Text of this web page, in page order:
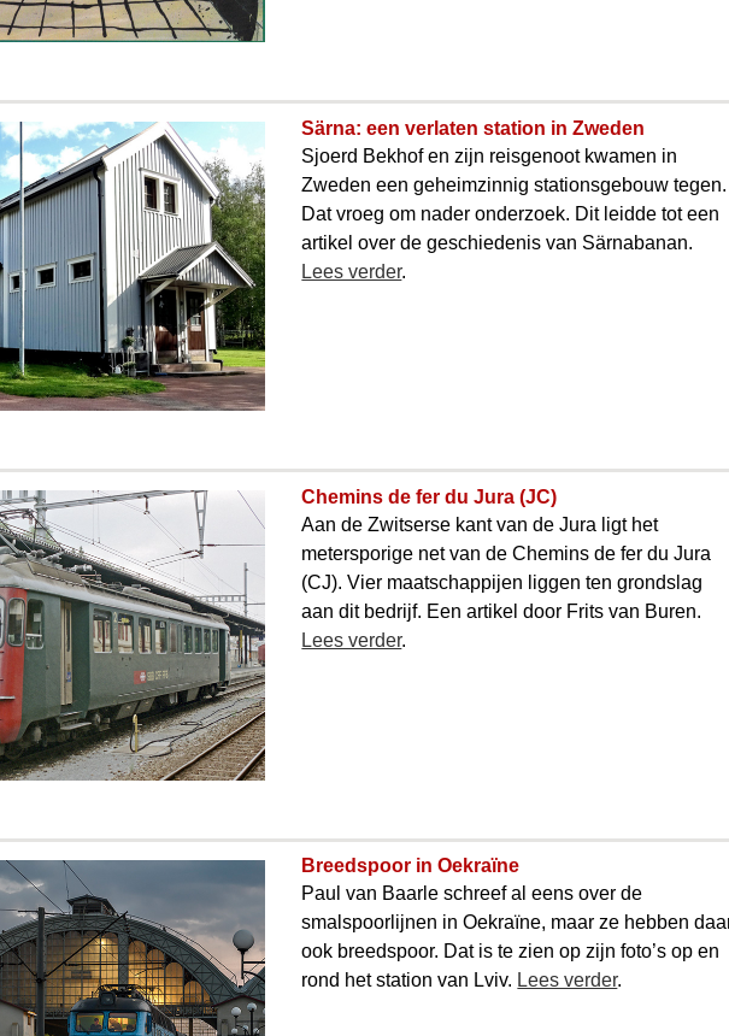
Särna: een verlaten station in Zweden
Sjoerd Bekhof en zijn reisgenoot kwamen in
Zweden een geheimzinnig stationsgebouw tegen.
Dat vroeg om nader onderzoek. Dit leidde tot een
artikel over de geschiedenis van Särnabanan.
Lees verder.
Chemins de fer du Jura (JC)
Aan de Zwitserse kant van de Jura ligt het
metersporige net van de Chemins de fer du Jura
(CJ). Vier maatschappijen liggen ten grondslag
aan dit bedrijf. Een artikel door Frits van Buren.
Lees verder.
Breedspoor in Oekraïne
Paul van Baarle schreef al eens over de
smalspoorlijnen in Oekraïne, maar ze hebben
ook breedspoor. Dat is te zien op zijn foto’s op en
rond het station van Lviv. Lees verder.